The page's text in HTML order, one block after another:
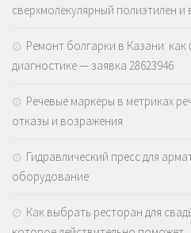
сверхмолекулярный полиэтилен и
Ремонт болгарки в Казани:
диагностике — заявка 28623946
Речевые маркеры в метриках
отказы и возражения
Гидравлический пресс для
оборудование
Как выбрать ресторан для